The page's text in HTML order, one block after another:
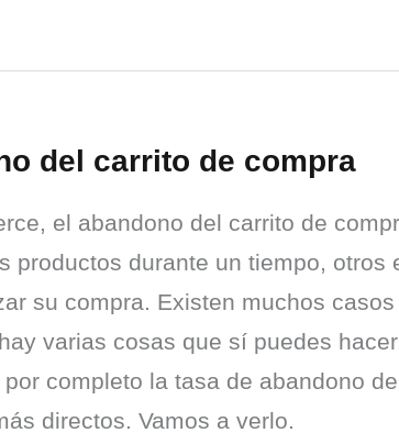
del carrito de compra
el abandono del carrito de
productos durante un tiempo,
su compra. Existen muchos
varias cosas que sí puedes
completo la tasa de abandono
directos. Vamos a verlo.